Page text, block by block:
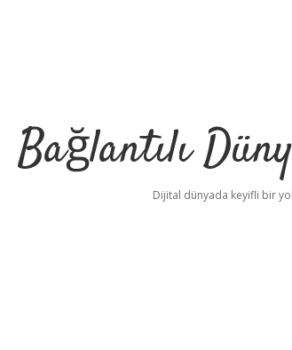
Bağlantılı
Dijital dünyada keyifli bir